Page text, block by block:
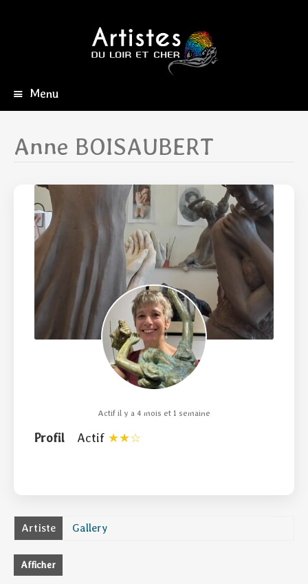
Menu
principal
Anne BOISAUBERT
Actif il y a 4 mois et 1 semaine
Profil Actif
Artiste Gallery
Afficher